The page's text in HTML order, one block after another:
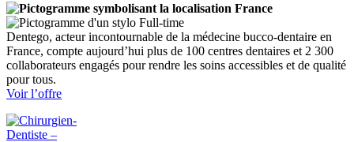
France
Full-time
Dentego, acteur incontournable de la médecine bucco-dentaire en
France, compte aujourd’hui plus de 100 centres dentaires et 2 300
collaborateurs engagés pour rendre les soins accessibles et de qualité
pour tous.
Voir l’offre:
Dentiste